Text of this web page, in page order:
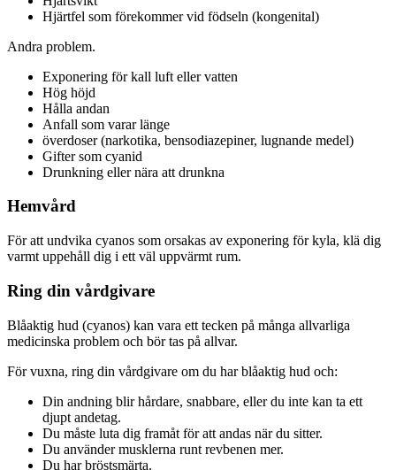
Hjärtfel som förekommer vid födseln (kongenital)
Andra problem.
Exponering för kall luft eller vatten
Hög höjd
Hålla andan
Anfall som varar länge
överdoser (narkotika, bensodiazepiner, lugnande medel)
Gifter som cyanid
Drunkning eller nära att drunkna
Hemvård
För att undvika cyanos som orsakas av exponering för kyla, klä dig
varmt uppehåll dig i ett väl uppvärmt rum.
Ring din vårdgivare
Blåaktig hud (cyanos) kan vara ett tecken på många allvarliga
medicinska problem och bör tas på allvar.
För vuxna, ring din vårdgivare om du har blåaktig hud och:
Din andning blir hårdare, snabbare, eller du inte kan ta ett
djupt andetag.
Du måste luta dig framåt för att andas när du sitter.
Du använder musklerna runt revbenen mer.
Du har bröstsmärta.